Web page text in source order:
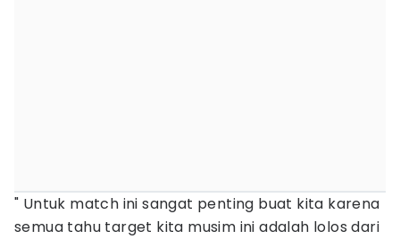
" Untuk match ini sangat penting buat kita karena
semua tahu target kita musim ini adalah lolos dari